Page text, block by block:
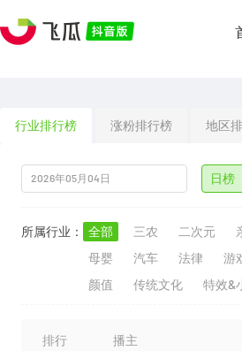
行业排行榜 涨粉排行榜 地区
日榜
所属行业： 全部 三农 二次元
母婴
汽车 法律 游
颜值
传统文化 特效&
排行 播主